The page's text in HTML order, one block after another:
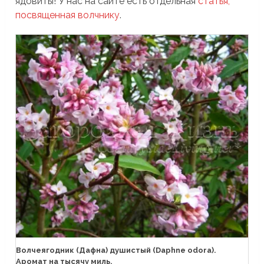
посвященная волчнику.
Волчеягодник (Дафна) душистый (Daphne odora).
Аромат на тысячу миль.